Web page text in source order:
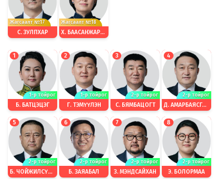
Жагсаалт №17
С. ЗУЛПХАР
Жагсаалт №18
Х. БААСАНЖАРГАЛ
1
1-р тойрог
Б. БАТЦЭЦЭГ
2
1-р тойрог
Г. ТЭМҮҮЛЭН
3
2-р тойрог
С. БЯМБАЦОГТ
4
2-р тойрог
Д. АМАРБАЯСГАЛАН
5
2-р тойрог
Б. ЧОЙЖИЛСҮРЭН
6
2-р тойрог
Б. ЗАЯАБАЛ
7
2-р тойрог
З. МЭНДСАЙХАН
8
2-р тойрог
Э. БОЛОРМАА